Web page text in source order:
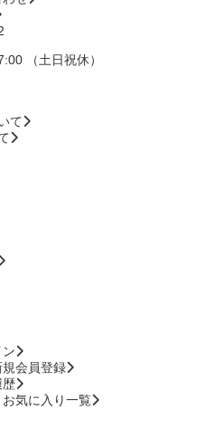
（土日祝休）
て
ン
規会員登録
歴
お気に入り一覧